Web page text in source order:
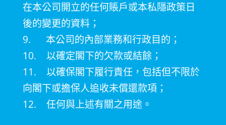
在本公司開立的任何賬戶或本私隱政策日
後的變更的資料；
9. 本公司的內部業務和行政目的；
10. 以確定閣下的欠款或結餘；
11. 以確保閣下履行責任，包括但不限於
向閣下或擔保人追收未償還款項；
12. 任何與上述有關之用途。